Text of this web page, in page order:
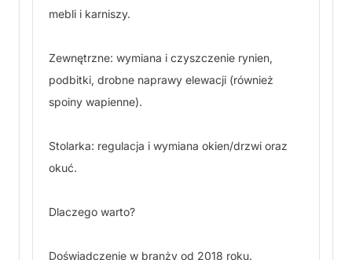
mebli i karniszy.
Zewnętrzne: wymiana i czyszczenie rynien,
podbitki, drobne naprawy elewacji (również
spoiny wapienne).
Stolarka: regulacja i wymiana okien/drzwi oraz
okuć.
Dlaczego warto?
Doświadczenie w branży od 2018 roku.